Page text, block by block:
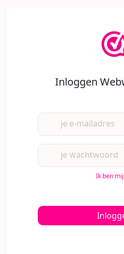
Inloggen
je e-mailadres
je wachtwoord
Ik ben